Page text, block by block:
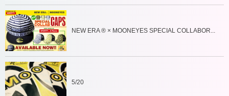
NEW ERA ® × MOONEYES SPECIAL COLLABOR...
5/20